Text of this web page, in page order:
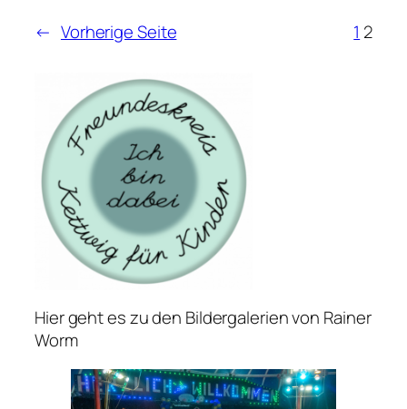
← Vorherige Seite 1 2
Hier geht es zu den Bildergalerien von Rainer
Worm